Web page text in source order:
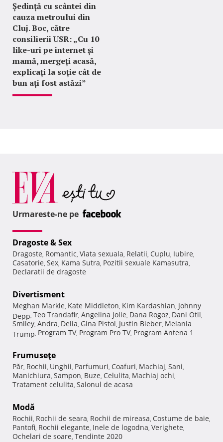
Ședință cu scântei din
cauza metroului din
Cluj. Boc, către
consilierii USR: „Cu 10
like-uri pe internet și
mamă, mergeți acasă,
explicați la soție cât de
bun ați fost astăzi”
Urmareste-ne pe
Dragoste & Sex
Dragoste, Romantic, Viata sexuala, Relatii, Cuplu, Iubire,
Casatorie, Sex, Kama Sutra, Pozitii sexuale Kamasutra,
Declaratii de dragoste
Divertisment
Meghan Markle, Kate Middleton, Kim Kardashian, Johnny
Depp, Teo Trandafir, Angelina Jolie, Dana Rogoz, Dani Otil,
Smiley, Andra, Delia, Gina Pistol, Justin Bieber, Melania
Trump, Program TV, Program Pro TV, Program Antena 1
Frumuseţe
Păr, Rochii, Unghii, Parfumuri, Coafuri, Machiaj, Sani,
Manichiura, Sampon, Buze, Celulita, Machiaj ochi,
Tratament celulita, Salonul de acasa
Modă
Rochii, Rochii de seara, Rochii de mireasa, Costume de baie,
Pantofi, Rochii elegante, Inele de logodna, Verighete,
Ochelari de soare, Tendinte 2020